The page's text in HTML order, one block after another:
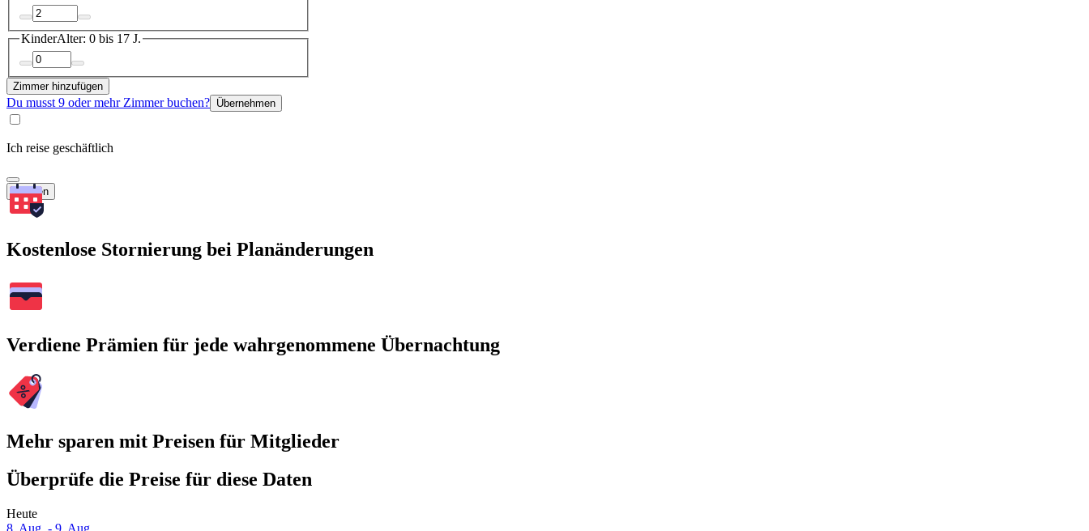
KinderAlter: 0 bis 17 J.
Zimmer hinzufügen
Du musst 9 oder mehr Zimmer buchen? Übernehmen
Ich reise geschäftlich
Suchen
Kostenlose Stornierung bei Planänderungen
Verdiene Prämien für jede wahrgenommene Übernachtung
Mehr sparen mit Preisen für Mitglieder
Überprüfe die Preise für diese Daten
Heute